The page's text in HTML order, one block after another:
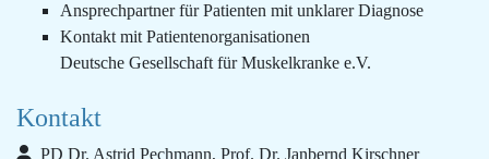
Ansprechpartner für Patienten mit unklarer Diagnose
Kontakt mit Patientenorganisationen
Deutsche Gesellschaft für Muskelkranke e.V.
Kontakt
PD Dr. Astrid Pechmann, Prof. Dr. Janbernd Kirschner